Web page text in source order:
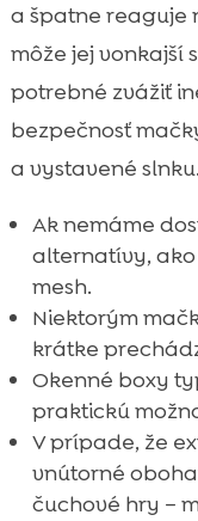
a špatne reaguje
môže jej vonkajší
potrebné zvážiť
bezpečnosť
a vystavené slnku.
Ak nemáme
alternatívy,
mesh.
Niektorým
krátke
Okenné boxy
praktickú
V prípade, že
vnútorné
čuchové hry –